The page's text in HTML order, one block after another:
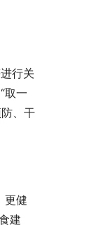
行关
取一
、干
更健
建